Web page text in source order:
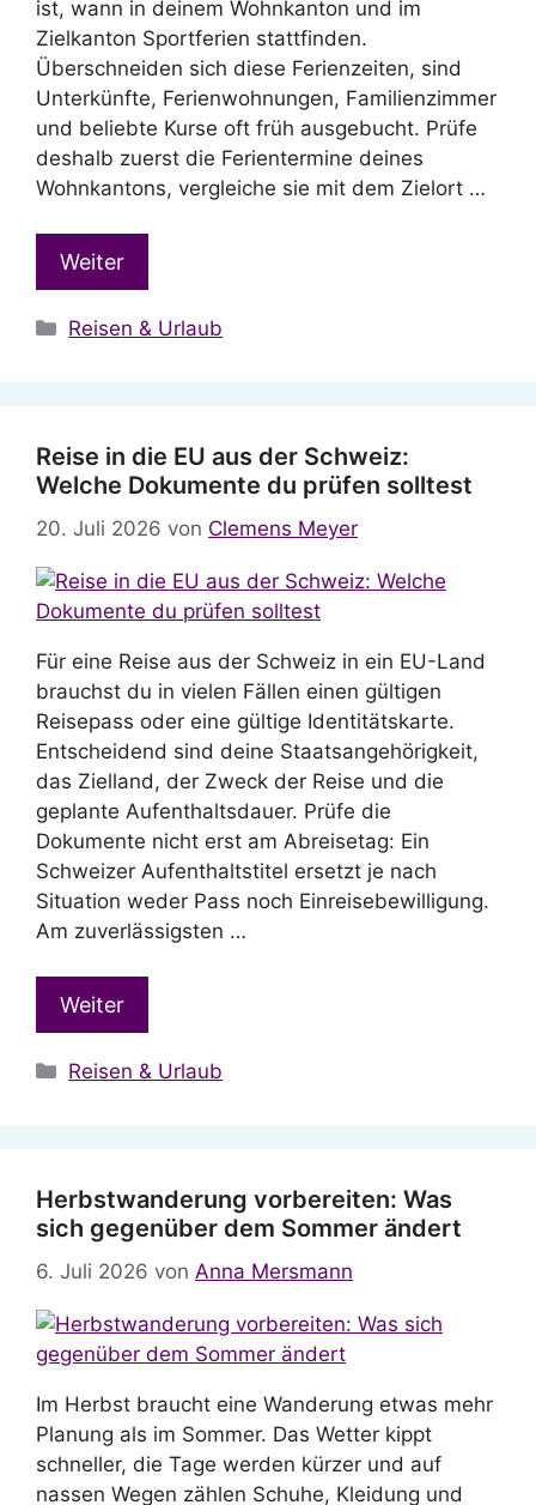
ist, wann in deinem Wohnkanton und im
Zielkanton Sportferien stattfinden.
Überschneiden sich diese Ferienzeiten, sind
Unterkünfte, Ferienwohnungen, Familienzimmer
und beliebte Kurse oft früh ausgebucht. Prüfe
deshalb zuerst die Ferientermine deines
Wohnkantons, vergleiche sie mit dem Zielort …
Weiter
Kategorien
Reisen & Urlaub
Reise in die EU aus der Schweiz:
Welche Dokumente du prüfen solltest
20. Juli 2026 von Clemens Meyer
Für eine Reise aus der Schweiz in ein EU-Land
brauchst du in vielen Fällen einen gültigen
Reisepass oder eine gültige Identitätskarte.
Entscheidend sind deine Staatsangehörigkeit,
das Zielland, der Zweck der Reise und die
geplante Aufenthaltsdauer. Prüfe die
Dokumente nicht erst am Abreisetag: Ein
Schweizer Aufenthaltstitel ersetzt je nach
Situation weder Pass noch Einreisebewilligung.
Am zuverlässigsten …
Weiter
Kategorien
Reisen & Urlaub
Herbstwanderung vorbereiten: Was
sich gegenüber dem Sommer ändert
6. Juli 2026 von Anna Mersmann
Im Herbst braucht eine Wanderung etwas mehr
Planung als im Sommer. Das Wetter kippt
schneller, die Tage werden kürzer und auf
nassen Wegen zählen Schuhe, Kleidung und